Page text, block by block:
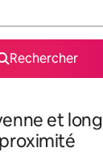
Rechercher
et
proximité